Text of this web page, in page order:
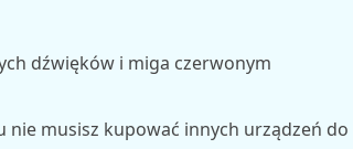
dźwięków i miga czerwonym
nie musisz kupować innych urządzeń do